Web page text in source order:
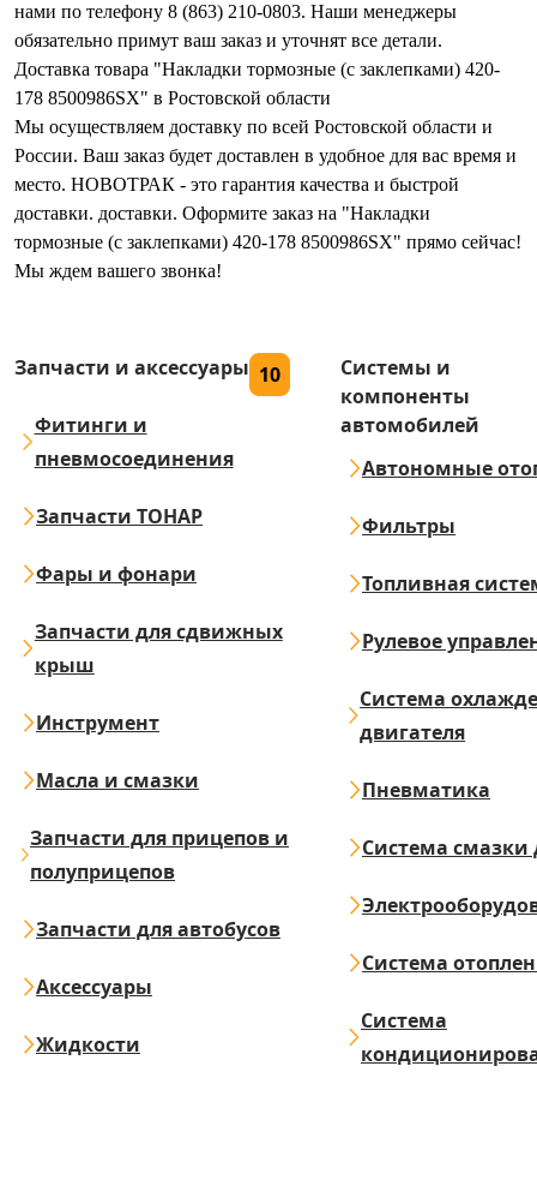
нами по телефону 8 (863) 210-0803. Наши менеджеры
обязательно примут ваш заказ и уточнят все детали.
Доставка товара "Накладки тормозные (с заклепками) 420-
178 8500986SX" в Ростовской области
Мы осуществляем доставку по всей Ростовской области и
России. Ваш заказ будет доставлен в удобное для вас время и
место. НОВОТРАК - это гарантия качества и быстрой
доставки. доставки. Оформите заказ на "Накладки
тормозные (с заклепками) 420-178 8500986SX" прямо сейчас!
Мы ждем вашего звонка!
Запчасти и аксессуары 10
Фитинги и
пневмосоединения
Запчасти ТОНАР
Фары и фонари
Запчасти для сдвижных
крыш
Инструмент
Масла и смазки
Запчасти для прицепов и
полуприцепов
Запчасти для автобусов
Аксессуары
Жидкости
Системы и
компоненты
автомобилей
Автономные
Фильтры
Топливная
Рулевое
Система
двигателя
Пневматика
Система смазки
Система
Система